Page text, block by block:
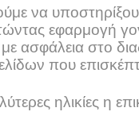
να
εφαρμογή
ασφάλεια στο
που
ηλικίες η